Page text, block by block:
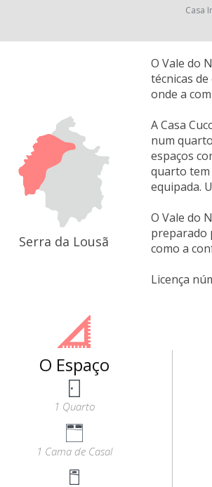
Casa
Serra da Lousã
O Vale do
técnicas
onde a
A Casa
num
espaços
quarto tem
equipada.
O Vale do
preparado
como a
Licença
O Espaço
1 Quarto
1 Cama de Casal